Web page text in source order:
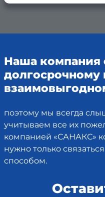
Наша компания
долгосрочному
поэтому мы всегда
учитываем все их
компанией «САНАКС»
нужно только
способом.